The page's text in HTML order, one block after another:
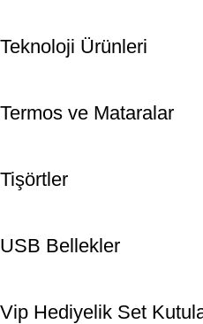
Teknoloji Ürünleri
Termos ve Mataralar
Tişörtler
USB Bellekler
Vip Hediyelik Set